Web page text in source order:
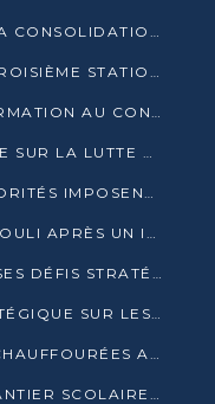
SANTÉ : LE CONGO ACCÉLÈRE LA CONSOLIDATION DE L’OFFRE DE SOINS
LA LCDE MET EN SERVICE UNE TROISIÈME STATION D’EAU POTABLE À MFILOU
FOOTBALL : L’OL CONFIE SA FORMATION AU CONGOLAIS CHRISTIAN BASSILA
PRÉSIDENTIELLE 2026 : L’UE MISE SUR LA LUTTE CONTRE LA DÉSINFORMATION
PRIX DU GAZ BUTANE : LES AUTORITÉS IMPOSENT LE RESPECT DES PRIX RÉGLEMENTÉS
POOL : LA VIE REPREND À MINDOULI APRÈS UN INCIDENT ARMÉ SUR LA RN1
LE PORT AUTONOME PRÉPARE SES DÉFIS STRATÉGIQUES DE 2026
L’ARPCE LANCE LE DÉBAT STRATÉGIQUE SUR LES DONNÉES, L’IA ET LA FINANCE NUMÉRIQUE AU CONGO
POOL : TENSIONS APRÈS DES ÉCHAUFFOURÉES ARMÉES ENTRE DGSP ET EX-MILICIENS NINJA
ANGOLA-LIBRE : QUAND UN CHANTIER SCOLAIRE DEVIENT LE MIROIR D’UN CONGO EN MOUVEMENT